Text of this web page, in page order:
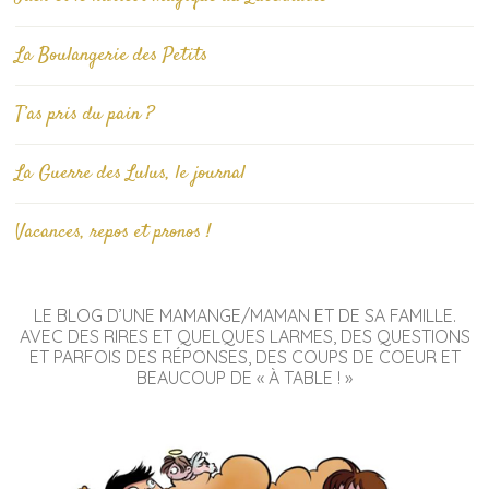
La Boulangerie des Petits
T’as pris du pain ?
La Guerre des Lulus, le journal
Vacances, repos et pronos !
LE BLOG D’UNE MAMANGE/MAMAN ET DE SA FAMILLE.
AVEC DES RIRES ET QUELQUES LARMES, DES QUESTIONS
ET PARFOIS DES RÉPONSES, DES COUPS DE COEUR ET
BEAUCOUP DE « À TABLE ! »